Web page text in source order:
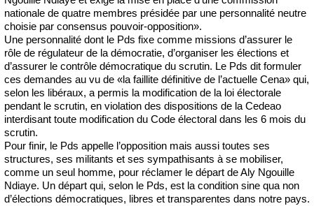
nationale de quatre membres présidée par une personnalité neutre
choisie par consensus pouvoir-opposition».
Une personnalité dont le Pds fixe comme missions d’assurer le
rôle de régulateur de la démocratie, d’organiser les élections et
d’assurer le contrôle démocratique du scrutin. Le Pds dit formuler
ces demandes au vu de «la faillite définitive de l’actuelle Cena» qui,
selon les libéraux, a permis la modification de la loi électorale
pendant le scrutin, en violation des dispositions de la Cedeao
interdisant toute modification du Code électoral dans les 6 mois du
scrutin.
Pour finir, le Pds appelle l’opposition mais aussi toutes ses
structures, ses militants et ses sympathisants à se mobiliser,
comme un seul homme, pour réclamer le départ de Aly Ngouille
Ndiaye. Un départ qui, selon le Pds, est la condition sine qua non
d’élections démocratiques, libres et transparentes dans notre pays.